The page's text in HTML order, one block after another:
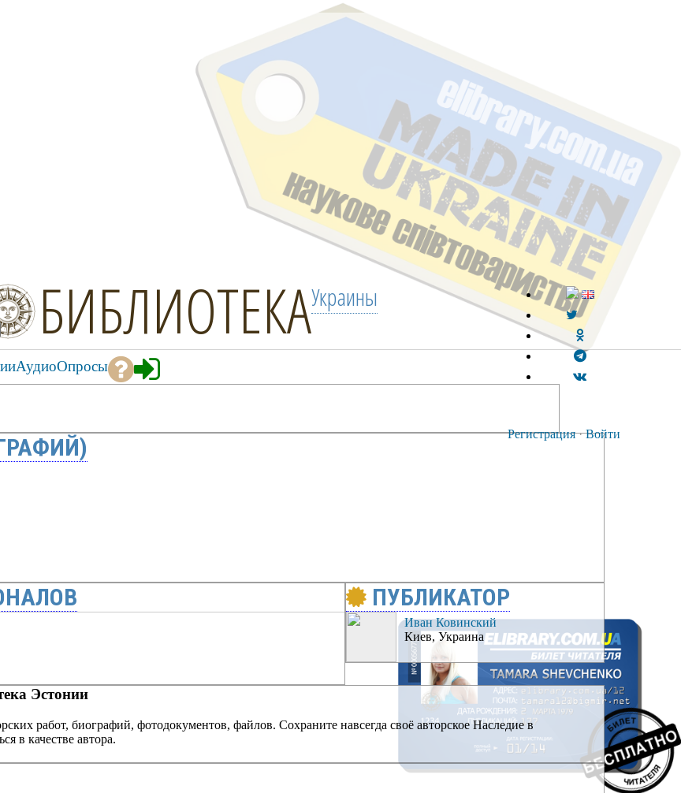
БИБЛИОТЕКАУкраины
Регистрация · Войти
АудиоОпросы
ПУБЛИКАТОР
Иван Ковинский
Киев, Украина
Эстонии
работ, биографий, фотодокументов, файлов. Сохраните навсегда своё авторское Наследие в
в качестве автора.